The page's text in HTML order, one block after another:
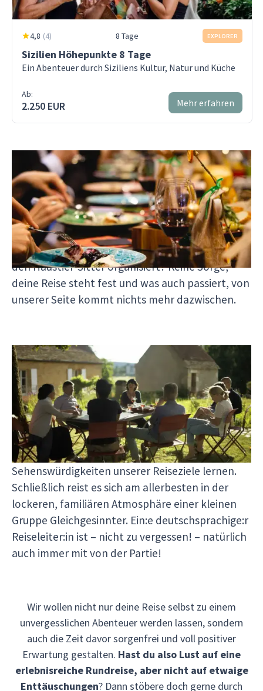
4,8 (4) 8 Tage EXPLORER
Sizilien Höhepunkte 8 Tage
Ein Abenteuer durch Siziliens Kultur, Natur und Küche
Ab:
2.250 EUR Mehr erfahren
Wenn du mit uns reist,ist dein Trip gleich ab der
Buchung in trockenen Tüchern. Du kannst alle
Zweifel beiseiteschieben und dich ganz der
freudigen Aufregung hingeben, die uns alle vor
Beginn eines verheißungsvollen Abenteuers
befällt! Nimmst du dir Urlaub oder hast bereits
den Haustier-Sitter organisiert? Keine Sorge,
deine Reise steht fest und was auch passiert, von
unserer Seite kommt nichts mehr dazwischen.
Und wenn nicht genug Leute für einen
Reisetermin buchen?
Na, dann reisen wir trotzdem!
Auch in einer ganz kleinen Gruppe werden wir
unvergessliche Erinnerungen sammeln, viel Spaß
haben und jede Menge über die Kultur und die
Sehenswürdigkeiten unserer Reiseziele lernen.
Schließlich reist es sich am allerbesten in der
lockeren, familiären Atmosphäre einer kleinen
Gruppe Gleichgesinnter. Ein:e deutschsprachige:r
Reiseleiter:in ist – nicht zu vergessen! – natürlich
auch immer mit von der Partie!
Wir wollen nicht nur deine Reise selbst zu einem
unvergesslichen Abenteuer werden lassen, sondern
auch die Zeit davor sorgenfrei und voll positiver
Erwartung gestalten. Hast du also Lust auf eine
erlebnisreiche Rundreise, aber nicht auf etwaige
Enttäuschungen? Dann stöbere doch gerne durch